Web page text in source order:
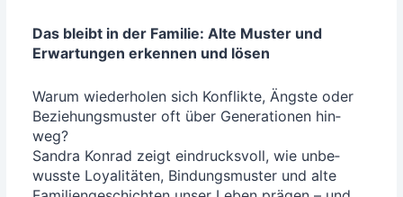
Das bleibt in der Fami­lie: Alte Mus­ter und
Erwar­tun­gen erken­nen und lösen
War­um wie­der­ho­len sich Kon­flik­te, Ängs­te oder
Bezie­hungs­mus­ter oft über Gene­ra­tio­nen hin­
weg?
San­dra Kon­rad zeigt ein­drucks­voll, wie unbe­
wuss­te Loya­li­tä­ten, Bin­dungs­mus­ter und alte